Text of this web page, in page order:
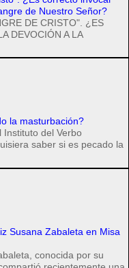
de Nuestro Señor?
DE CRISTO". ¿ES
DEVOCIÓN A LA
la masturbación?
Instituto del Verbo
saber si es pecado la
Susana Zabaleta en Misa
conocida por su